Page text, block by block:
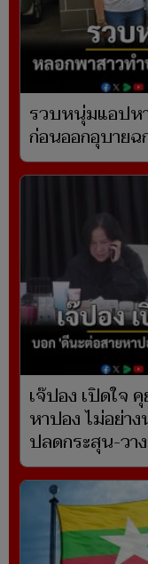
รวบหนุ่มแอปห
ก่อนออกอุบาย
เจ๊ปอง เปิดใจ
หาปอง ไม่อย่า
ปลดกระสุน-วา